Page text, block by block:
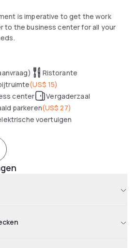
is imperative to get the work
to the business center for all your
Ristorante
(US$ 15)
center
Vergaderzaal
parkeren(US$ 27)
voertuigen